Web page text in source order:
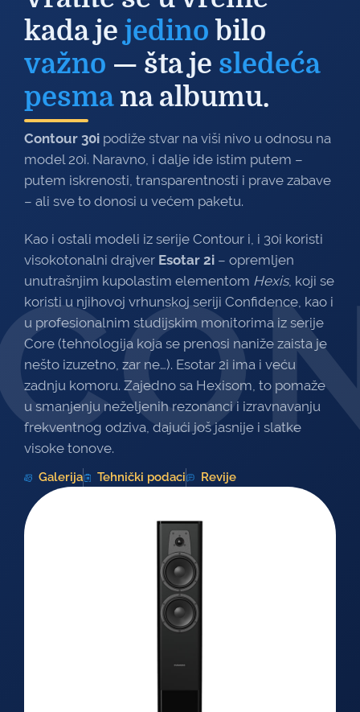
kada je jedino bilo
važno — šta je sledeća
pesmana albumu.
Contour 30i podiže stvar na viši nivo u odnosu na
model 20i. Naravno, i dalje ide istim putem –
putem iskrenosti, transparentnosti i prave zabave
– ali sve to donosi u većem paketu.
Kao i ostali modeli iz serije Contour i, i 30i koristi
visokotonalni drajver Esotar 2i – opremljen
unutrašnjim kupolastim elementom Hexis, koji se
koristi u njihovoj vrhunskoj seriji Confidence, kao i
u profesionalnim studijskim monitorima iz serije
Core (tehnologija koja se prenosi naniže zaista je
nešto izuzetno, zar ne…). Esotar 2i ima i veću
zadnju komoru. Zajedno sa Hexisom, to pomaže
u smanjenju neželjenih rezonanci i izravnavanju
frekventnog odziva, dajući još jasnije i slatke
visoke tonove.
Galerija Tehnički podaci Revije